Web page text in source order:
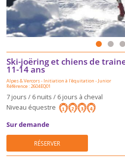
Ski-joëring et chiens de
11-14 ans
Alpes & Vercors- Initiation à l'équitation - Junior
Référence : 2604EQ01
7 jours / 6 nuits / 6 jours à cheval
Niveau équestre
Sur demande
RÉSERVER